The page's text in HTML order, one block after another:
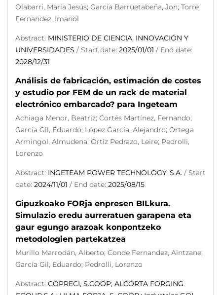
Olabarri, María Jesús; García Barruetabeña, Jon; Torre
Fernandez, Imanol
Abstract: MINISTERIO DE CIENCIA, INNOVACIÓN Y
UNIVERSIDADES / Start date: 2025/01/01 / End date:
2028/12/31
Análisis de fabricación, estimación de costes
y estudio por FEM de un rack de material
electrónico embarcado? para Ingeteam
Achiaga Menor, Beatriz; Cortés Martínez, Fernando;
García Gil, Eduardo; López García, Alejandro; Ortega
Armingol, Almudena; Ortiz Pedrazo, Leire; Pedrolli,
Lorenzo
Abstract: INGETEAM POWER TECHNOLOGY, S.A. / Start
date: 2024/11/01 / End date: 2025/08/15
Gipuzkoako FORja enpresen BILkura.
Simulazio eredu aurreratuen garapena eta
gaur egungo arazoak konpontzeko
metodologien partekatzea
Murillo Marrodán, Alberto; Conde Fernandez, Aintzane;
García Gil, Eduardo; Pedrolli, Lorenzo
Abstract: COPRECI, S.COOP; ALCORTA FORGING